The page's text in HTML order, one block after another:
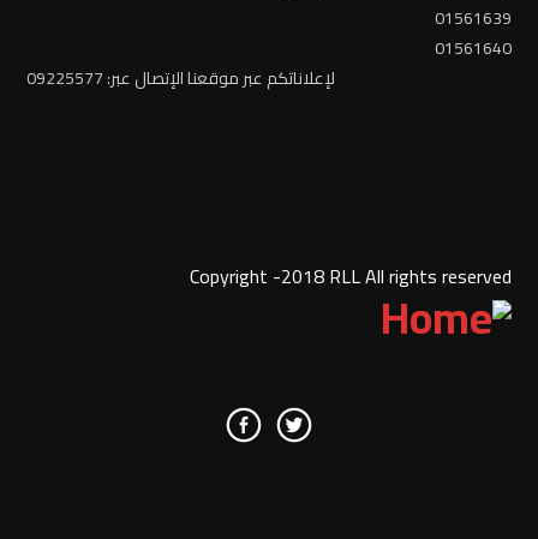
01561639
01561640
لإعلاناتكم عبر موقعنا الإتصال عبر: 09225577
Copyright -2018 RLL All rights reserved